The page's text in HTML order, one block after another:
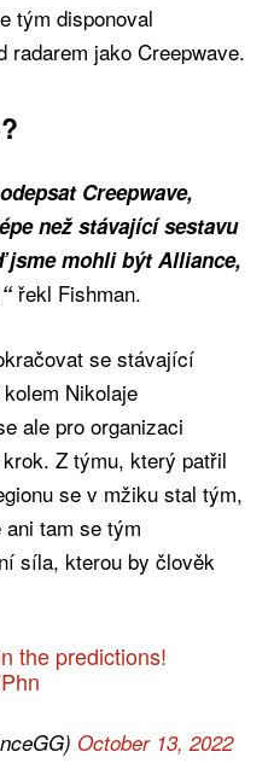
tým disponoval
radarem jako Creepwave.
Creepwave,
než stávající sestavu
jsme mohli být Alliance,
řekl Fishman.
se stávající
Nikolaje
ale pro organizaci
Z týmu, který patřil
se v mžiku stal tým,
tam se tým
síla, kterou by člověk
the predictions!
October 13, 2022